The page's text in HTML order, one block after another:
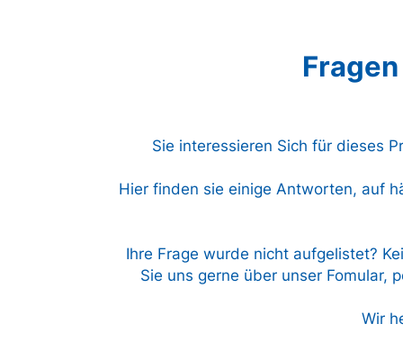
Sie interessieren Sich für dieses
Hier finden sie einige Antworten, auf
Ihre Frage wurde nicht aufgelistet?
Sie uns gerne über unser Fomular,
Wir